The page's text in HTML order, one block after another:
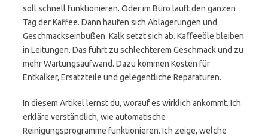
soll schnell funktionieren. Oder im Büro läuft den ganzen
Tag der Kaffee. Dann häufen sich Ablagerungen und
Geschmackseinbußen. Kalk setzt sich ab. Kaffeeöle bleiben
in Leitungen. Das führt zu schlechterem Geschmack und zu
mehr Wartungsaufwand. Dazu kommen Kosten für
Entkalker, Ersatzteile und gelegentliche Reparaturen.
In diesem Artikel lernst du, worauf es wirklich ankommt. Ich
erkläre verständlich, wie automatische
Reinigungsprogramme funktionieren. Ich zeige, welche